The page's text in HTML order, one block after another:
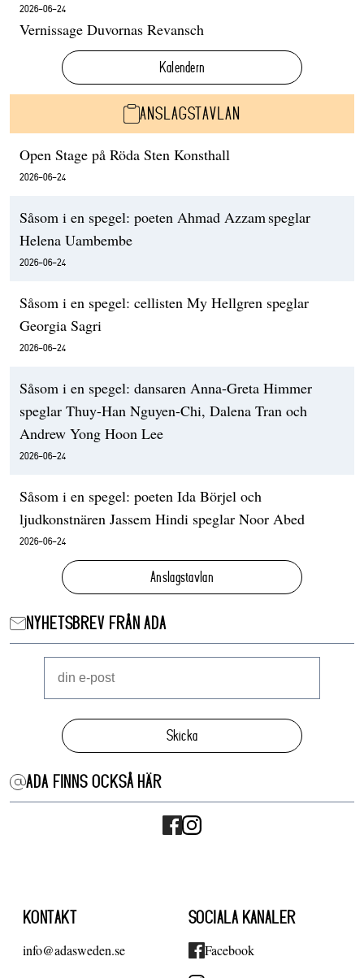
2026-06-24
Vernissage Duvornas Revansch
Kalendern
ANSLAGSTAVLAN
Open Stage på Röda Sten Konsthall
2026-06-24
Såsom i en spegel: poeten Ahmad Azzam speglar
Helena Uambembe
2026-06-24
Såsom i en spegel: cellisten My Hellgren speglar
Georgia Sagri
2026-06-24
Såsom i en spegel: dansaren Anna-Greta Himmer
speglar Thuy-Han Nguyen-Chi, Dalena Tran och
Andrew Yong Hoon Lee
2026-06-24
Såsom i en spegel: poeten Ida Börjel och
ljudkonstnären Jassem Hindi speglar Noor Abed
2026-06-24
Anslagstavlan
NYHETSBREV FRÅN ADA
Skicka
ADA FINNS OCKSÅ HÄR
KONTAKT
info@adasweden.se
SOCIALA KANALER
Facebook